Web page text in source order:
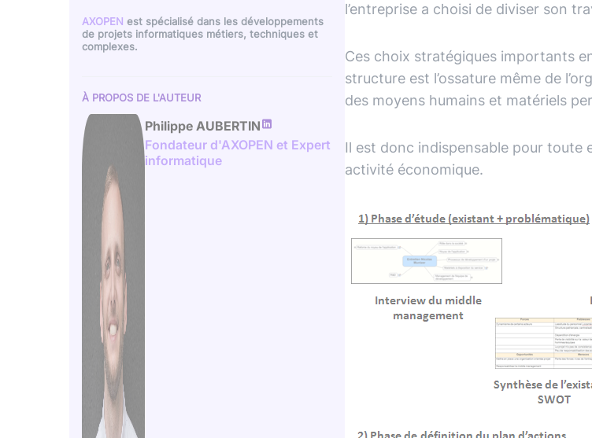
AXOPEN est spécialisé dans les développements
de projets informatiques métiers, techniques et
complexes.
À PROPOS DE L'AUTEUR
Philippe AUBERTIN
Fondateur d'AXOPEN et Expert
informatique
l’entreprise a choisi de diviser son
Ces choix stratégiques importants
structure est l’ossature même de
des moyens humains et matériels
Il est donc indispensable pour toute
activité économique.